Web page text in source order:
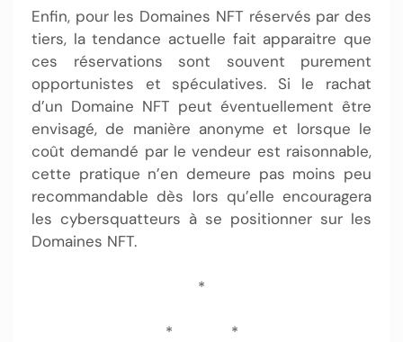
Enfin, pour les Domaines NFT réservés par des
tiers, la tendance actuelle fait apparaitre que
ces réservations sont souvent purement
opportunistes et spéculatives. Si le rachat
d’un Domaine NFT peut éventuellement être
envisagé, de manière anonyme et lorsque le
coût demandé par le vendeur est raisonnable,
cette pratique n’en demeure pas moins peu
recommandable dès lors qu’elle encouragera
les cybersquatteurs à se positionner sur les
Domaines NFT.
*
* *